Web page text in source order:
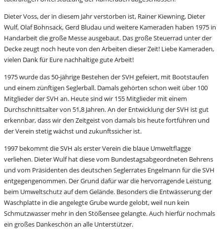
Dieter Voss, der in diesem Jahr verstorben ist, Rainer Kiewning, Dieter
Wulf, Olaf Bohnsack, Gerd Bludau und weitere Kameraden haben 1975 in
Handarbeit die große Messe ausgebaut. Das große Steuerrad unter der
Decke zeugt noch heute von den Arbeiten dieser Zeit! Liebe Kameraden,
vielen Dank für Eure nachhaltige gute Arbeit!
1975 wurde das 50-jährige Bestehen der SVH gefeiert, mit Bootstaufen
und einem zünftigen Seglerball. Damals gehörten schon weit über 100
Mitglieder der SVH an. Heute sind wir 155 Mitglieder mit einem
Durchschnittsalter von 51,8 Jahren. An der Entwicklung der SVH ist gut
erkennbar, dass wir den Zeitgeist von damals bis heute fortführen und
der Verein stetig wächst und zukunftssicher ist.
1997 bekommt die SVH als erster Verein die blaue Umweltflagge
verliehen. Dieter Wulf hat diese vom Bundestagsabgeordneten Behrens
und vom Präsidenten des deutschen Seglerrates Engelmann für die SVH
entgegengenommen. Der Grund dafür war die hervorragende Leistung
beim Umweltschutz auf dem Gelände. Besonders die Entwässerung der
Waschplatte in die angelegte Grube wurde gelobt, weil nun kein
Schmutzwasser mehr in den Stößensee gelangte. Auch hierfür nochmals
ein großes Dankeschön an alle Unterstützer.